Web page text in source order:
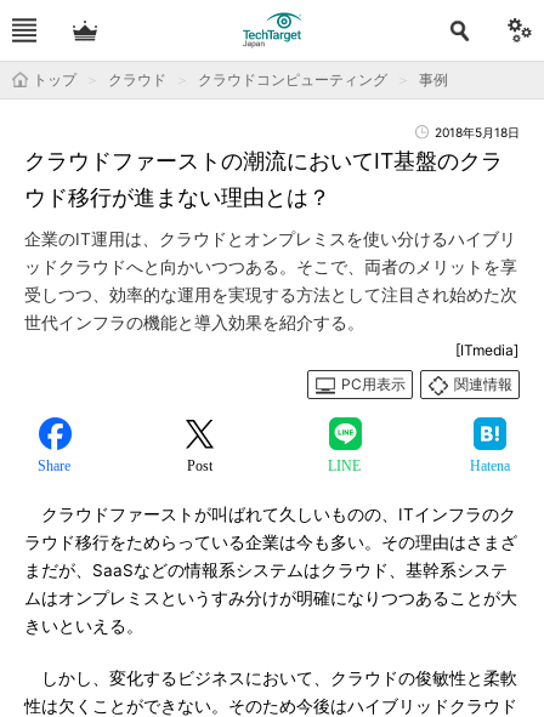
トップ クラウド クラウドコンピューティング 事例
2018年5月18日
クラウドファーストの潮流においてIT基盤のクラ
ウド移行が進まない理由とは？
企業のIT運用は、クラウドとオンプレミスを使い分けるハイブリ
ッドクラウドへと向かいつつある。そこで、両者のメリットを享
受しつつ、効率的な運用を実現する方法として注目され始めた次
世代インフラの機能と導入効果を紹介する。
[ITmedia]
PC用表示
関連情報
Share Post LINE Hatena
クラウドファーストが叫ばれて久しいものの、ITインフラのク
ラウド移行をためらっている企業は今も多い。その理由はさまざ
まだが、SaaSなどの情報系システムはクラウド、基幹系システ
ムはオンプレミスというすみ分けが明確になりつつあることが大
きいといえる。
しかし、変化するビジネスにおいて、クラウドの俊敏性と柔軟
性は欠くことができない。そのため今後はハイブリッドクラウド